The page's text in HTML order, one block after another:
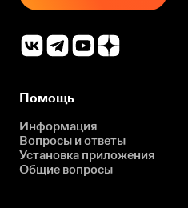
Помощь
Информация
Вопросы и ответы
Установка приложения
Общие вопросы